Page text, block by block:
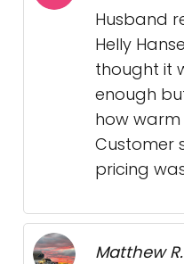
Husband
Helly
thought it
enough
how
Customer
pricing
Matthew R.